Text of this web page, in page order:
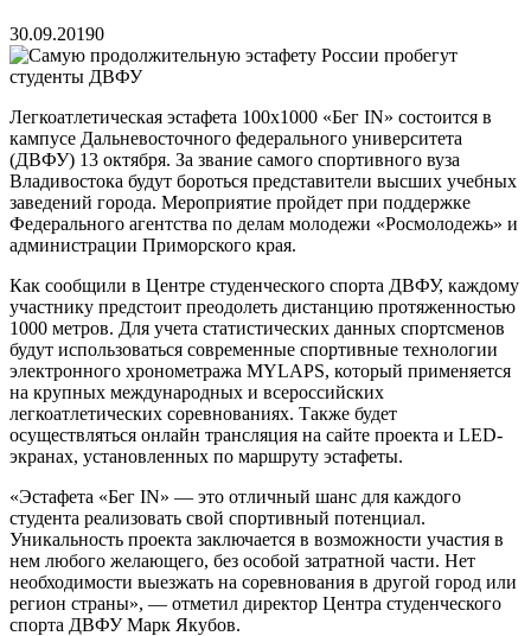
30.09.20190
Легкоатлетическая эстафета 100х1000 «Бег IN» состоится в
кампусе Дальневосточного федерального университета
(ДВФУ) 13 октября. За звание самого спортивного вуза
Владивостока будут бороться представители высших учебных
заведений города. Мероприятие пройдет при поддержке
Федерального агентства по делам молодежи «Росмолодежь» и
администрации Приморского края.
Как сообщили в Центре студенческого спорта ДВФУ, каждому
участнику предстоит преодолеть дистанцию протяженностью
1000 метров. Для учета статистических данных спортсменов
будут использоваться современные спортивные технологии
электронного хронометража MYLAPS, который применяется
на крупных международных и всероссийских
легкоатлетических соревнованиях. Также будет
осуществляться онлайн трансляция на сайте проекта и LED-
экранах, установленных по маршруту эстафеты.
«Эстафета «Бег IN» — это отличный шанс для каждого
студента реализовать свой спортивный потенциал.
Уникальность проекта заключается в возможности участия в
нем любого желающего, без особой затратной части. Нет
необходимости выезжать на соревнования в другой город или
регион страны», — отметил директор Центра студенческого
спорта ДВФУ Марк Якубов.